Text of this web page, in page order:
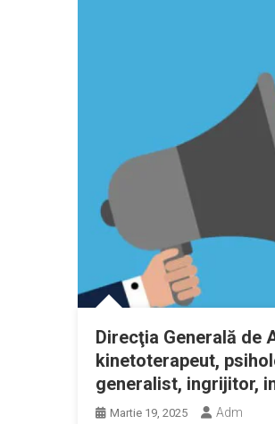
Direcţia Generală de
kinetoterapeut,
generalist, ingrijitor,
Martie 19, 2025 Adm